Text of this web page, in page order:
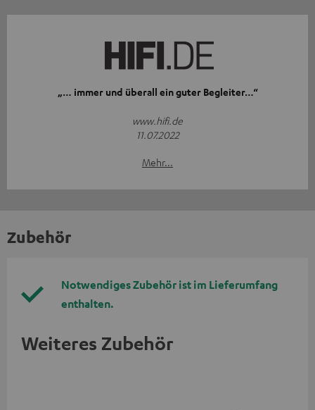
„… immer und überall ein guter Begleiter…“
www.hifi.de
11.07.2022
Mehr...
Zubehör
Notwendiges Zubehör ist im Lieferumfang
enthalten.
Weiteres Zubehör